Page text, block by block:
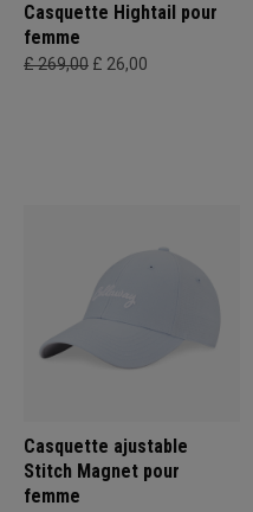
Casquette Hightail pour
femme
£ 269,00 £ 26,00
Casquette ajustable
Stitch Magnet pour
femme